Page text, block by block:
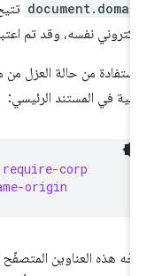
تتيح
نفسه، وقد تم
في المستند الرئيسي:
require-corp
origin